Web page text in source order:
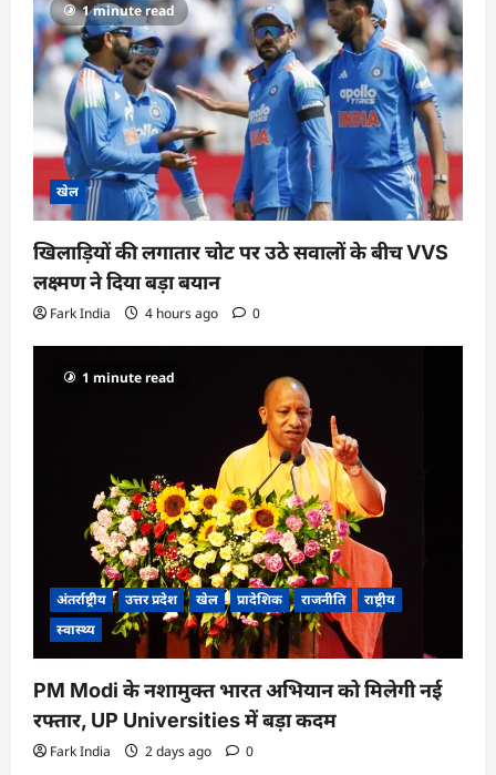
1 minute read
खेल
खिलाड़ियों की लगातार चोट पर उठे सवालों के बीच VVS
लक्ष्मण ने दिया बड़ा बयान
Fark India 4 hours ago 0
1 minute read
अंतर्राष्ट्रीय उत्तर प्रदेश खेल प्रादेशिक राजनीति
राष्ट्रीय
स्वास्थ्य
PM Modi के नशामुक्त भारत अभियान को मिलेगी नई
रफ्तार, UP Universities में बड़ा कदम
Fark India 2 days ago 0